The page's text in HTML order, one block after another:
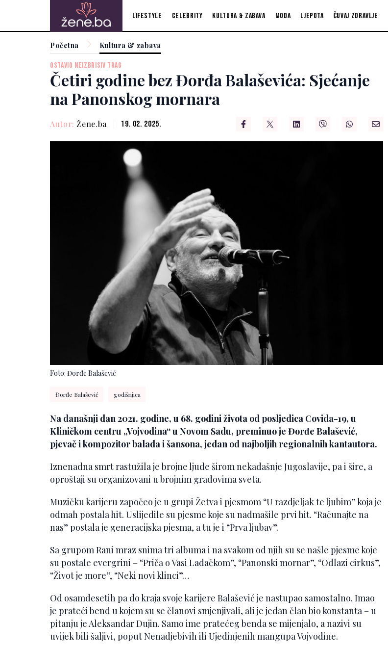
Lifestyle Celebrity Kultura & zabava Moda Ljepota Čuvaj zdravlje
Početna Kultura & zabava
OSTAVIO NEIZBRISIV TRAG
Četiri godine bez Đorđa Balaševića: Sjećanje
na Panonskog mornara
Autor: Žene.ba 19. 02. 2025.
Foto: Đorđe Balašević
Đorđe Balašević godišnjica
Na današnji dan 2021. godine, u 68. godini života od posljedica Covida-19, u
Kliničkom centru „Vojvodina“ u Novom Sadu, preminuo je Đorđe Balašević,
pjevač i kompozitor balada i šansona, jedan od najboljih regionalnih kantautora.
Iznenadna smrt rastužila je brojne ljude širom nekadašnje Jugoslavije, pa i šire, a
oproštaji su organizovani u brojnim gradovima sveta.
Muzičku karijeru započeo je u grupi Žetva i pjesmom “U razdjeljak te ljubim” koja je
odmah postala hit. Uslijedile su pjesme koje su nadmašile prvi hit. “Računajte na
nas” postala je generacijska pjesma, a tu je i “Prva ljubav”.
Sa grupom Rani mraz snima tri albuma i na svakom od njih su se našle pjesme koje
su postale evergrini – “Priča o Vasi Ladačkom”, “Panonski mornar”, “Odlazi cirkus”,
“Život je more”, “Neki novi klinci”…
Od osamdesetih pa do kraja svoje karijere Balašević je nastupao samostalno. Imao
je prateći bend u kojem su se članovi smjenjivali, ali je jedan član bio konstanta – u
pitanju je Aleksandar Dujin. Samo ime pratećeg benda se mijenjalo, a nazivi su
uvijek bili šaljivi, poput Nenadjebivih ili Ujedinjenih mangupa Vojvodine.